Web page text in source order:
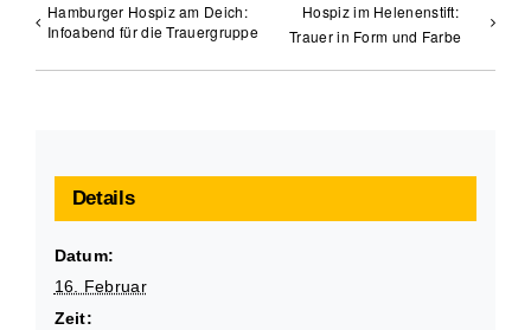
Hamburger Hospiz am Deich:
Infoabend für die Trauergruppe
Hospiz im Helenenstift:
Trauer in Form und Farbe
Details
Datum:
16. Februar
Zeit: